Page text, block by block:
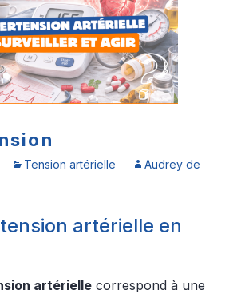
Tension artérielle
Audrey de
artérielle en
artérielle correspond à une